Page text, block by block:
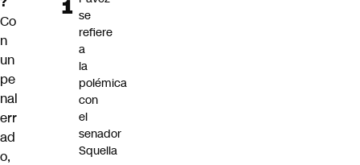
Co
n
un
pe
nal
err
ad
o,
se
refiere
a
la
polémica
con
el
senador
Squella